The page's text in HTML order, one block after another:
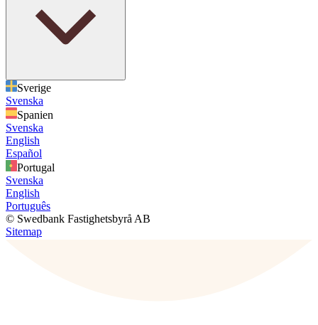
Sverige
Svenska
Spanien
Svenska
English
Español
Portugal
Svenska
English
Português
© Swedbank Fastighetsbyrå AB
Sitemap